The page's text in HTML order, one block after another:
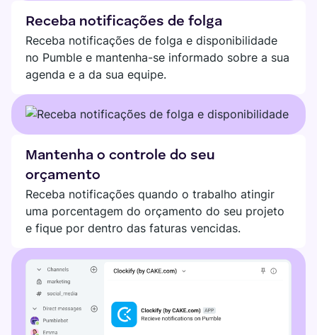
Receba notificações de folga
Receba notificações de folga e disponibilidade
no Pumble e mantenha-se informado sobre a sua
agenda e a da sua equipe.
Mantenha o controle do seu
orçamento
Receba notificações quando o trabalho atingir
uma porcentagem do orçamento do seu projeto
e fique por dentro das faturas vencidas.